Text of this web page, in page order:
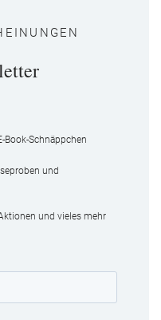
Book-Schnäppchen
und
und vieles mehr